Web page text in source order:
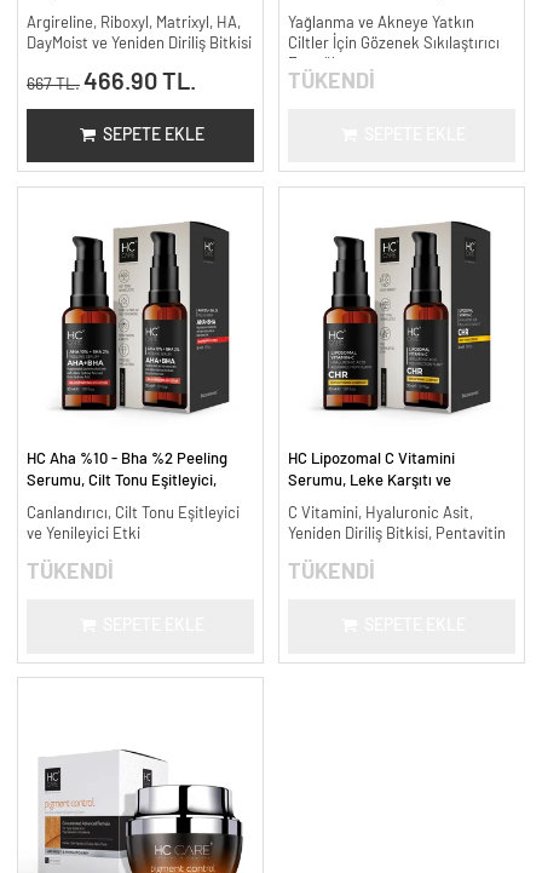
Argireline, Riboxyl, Matrixyl, HA,
DayMoist ve Yeniden Diriliş Bitkisi
667 TL. 466.90 TL.
SEPETE EKLE
30 ml.
Yağlanma ve Akneye Yatkın
Ciltler İçin Gözenek Sıkılaştırıcı
Formül
TÜKENDİ
HC Aha %10 - Bha %2 Peeling
Serumu, Cilt Tonu Eşitleyici,
Canlandırıcı, Cilt Tonu Eşitleyici
ve Yenileyici Etki
TÜKENDİ
HC Lipozomal C Vitamini
Serumu, Leke Karşıtı ve
C Vitamini, Hyaluronic Asit,
Yeniden Diriliş Bitkisi, Pentavitin
TÜKENDİ